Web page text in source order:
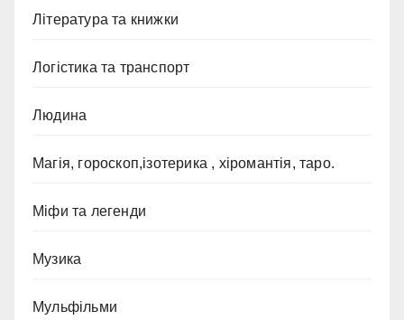
Література та книжки
Логістика та транспорт
Людина
Магія, гороскоп,ізотерика , хіромантія, таро.
Міфи та легенди
Музика
Мульфільми